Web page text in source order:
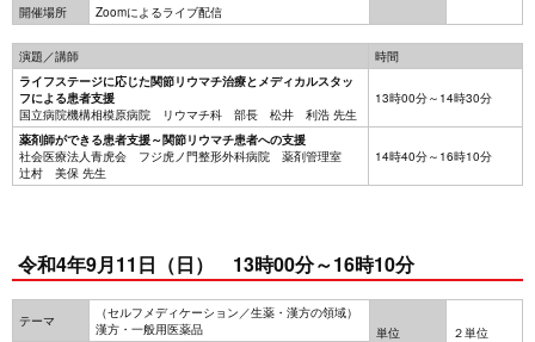
開催場所
Zoomによるライブ配信
演題／講師
時間
ライフステージに応じた関節リウマチ治療とメディカルスタッ
フによる患者支援
国立病院機構相模原病院 リウマチ科 部長 松井 利浩 先生
13時00分～14時30分
薬剤師ができる患者支援～関節リウマチ患者への支援
社会医療法人青虎会 フジ虎ノ門整形外科病院 薬剤管理室
辻村 美保 先生
14時40分～16時10分
令和4年9月11日（日） 13時00分～16時10分
テーマ
（セルフメディケーション／生薬・漢方の領域）
漢方・一般用医薬品
単位
２単位